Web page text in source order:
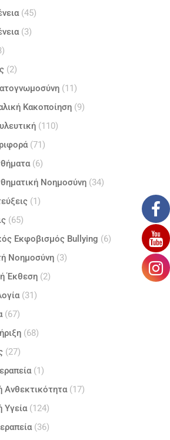
(45)
(3)
(2)
(11)
Κακοποίηση(9)
(110)
(71)
(6)
Νοημοσύνη(34)
(1)
(65)
Εκφοβισμός Bullying (6)
Νοημοσύνη(3)
Έκθεση(2)
(31)
(67)
(68)
(27)
(1)
Ανθεκτικότητα(17)
Υγεία(124)
(36)